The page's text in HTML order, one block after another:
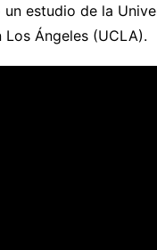
estudio de la
Los Ángeles (UCLA).